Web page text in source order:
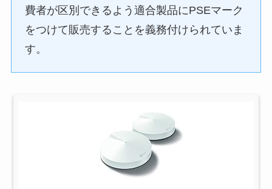
費者が区別できるよう適合製品にPSEマーク
をつけて販売することを義務付けられていま
す。